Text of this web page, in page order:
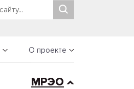
О проекте
МРЭО